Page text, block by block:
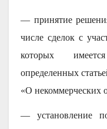
— принятие
числе сделок с
которых
определенных
«О некоммерческих
— установление